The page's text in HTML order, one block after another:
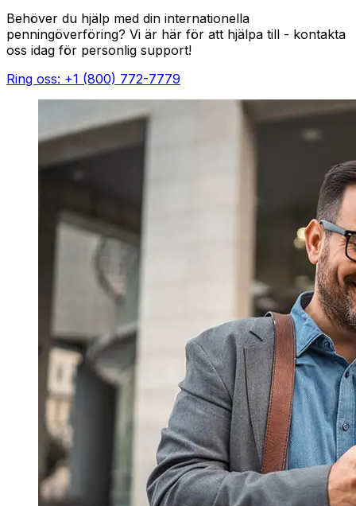
Behöver du hjälp med din internationella
penningöverföring? Vi är här för att hjälpa till - kontakta
oss idag för personlig support!
Ring oss: +1 (800) 772-7779